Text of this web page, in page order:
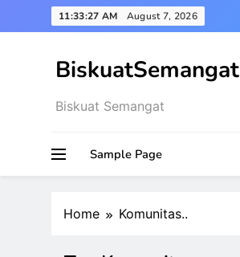
to
11:33:28 AM August 7, 2026
BiskuatSemangat
Biskuat Semangat
Sample Page
Home Komunitas..